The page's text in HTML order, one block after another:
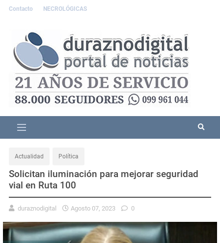
Contacto NECROLÓGICAS
Actualidad Política
Solicitan iluminación para mejorar seguridad
vial en Ruta 100
duraznodigital Agosto 07, 2023 0